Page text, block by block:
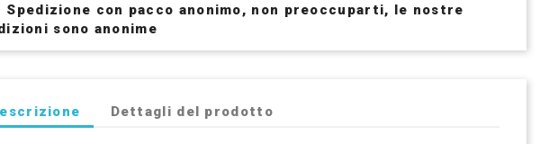
Spedizione con pacco anonimo, non preoccuparti, le nostre
sono anonime
Dettagli del prodotto